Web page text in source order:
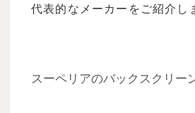
代表的なメーカーをご紹介し
スーペリアのバックスクリー